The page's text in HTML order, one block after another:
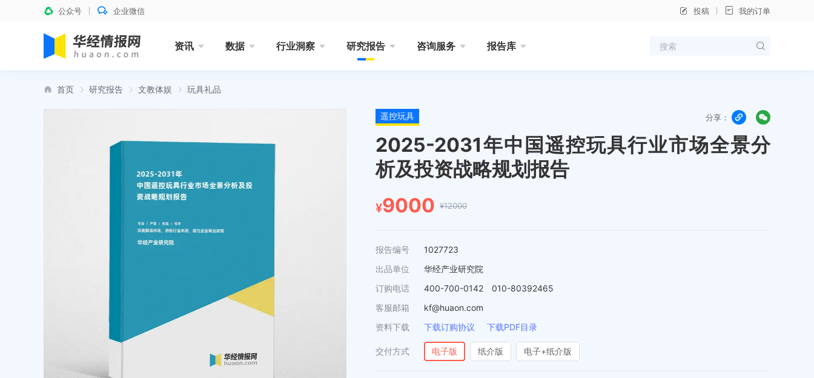
公众号 企业微信 投稿 我的订单
资讯 数据 行业洞察 研究报告 咨询服务 报告库
首页 研究报告 文教体娱 玩具礼品
遥控玩具 分享：
2025-2031年中国遥控玩具行业市场全景分
析及投资战略规划报告
¥9000 ¥12000
报告编号
1027723
出品单位
华经产业研究院
订购电话
400-700-0142 010-80392465
客服邮箱
kf@huaon.com
资料下载
下载订购协议 下载PDF目录
交付方式 电子版 纸介版 电子+纸介版